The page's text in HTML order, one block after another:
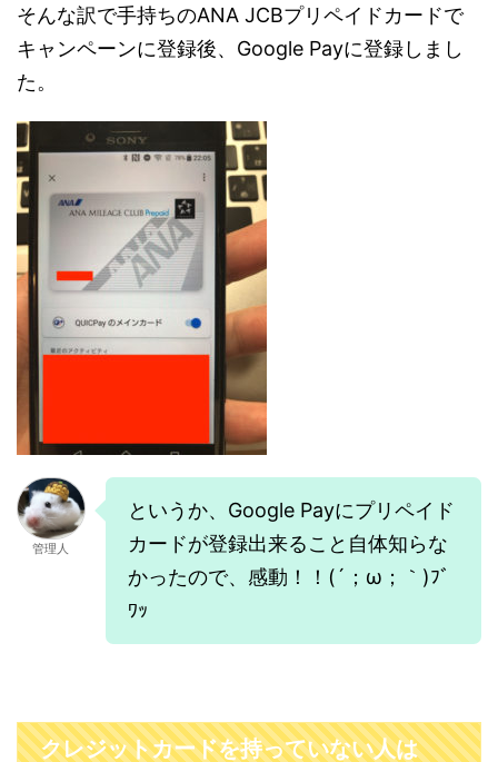
そんな訳で手持ちのANA JCBプリペイドカードで
キャンペーンに登録後、Google Payに登録しまし
た。
管理人
というか、Google Payにプリペイド
カードが登録出来ること自体知らな
かったので、感動！！(´；ω；｀)ﾌﾞ
ﾜｯ
クレジットカードを持っていない人は